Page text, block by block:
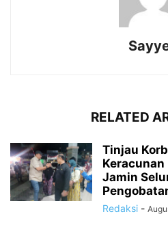
RELATED
Tinjau
Keracunan
Jamin
Redaksi -